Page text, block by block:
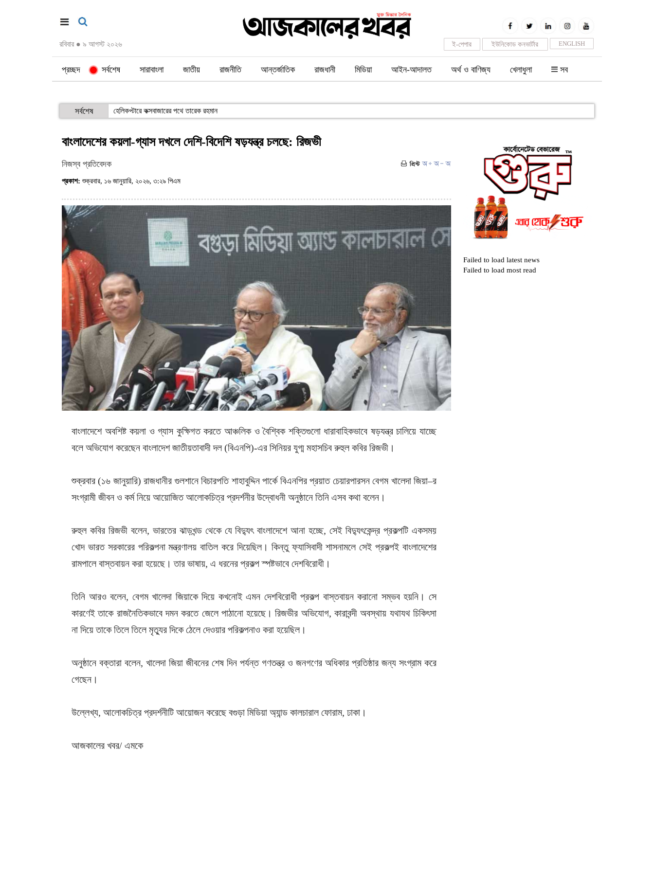
রবিবার ● ৯ আগস্ট ২০২৬ ENGLISH
ইউনিকোড কনভার্টার
ই-পেপার
প্রচ্ছদ সর্বশেষ সারাবাংলা জাতীয় রাজনীতি আন্তর্জাতিক রাজধানী মিডিয়া আইন-আদালত অর্থ ও বাণিজ্য খেলাধুলা সব
সর্বশেষ হেলিকপ্টারে কক্সবাজারের পথে তারেক রহমান
বাংলাদেশের কয়লা-গ্যাস দখলে দেশি-বিদেশি ষড়যন্ত্র চলছে: রিজভী
নিজস্ব প্রতিবেদক
প্রকাশ: শুক্রবার, ১৬ জানুয়ারি, ২০২৬, ৩:২৯ পিএম
বাংলাদেশে অবশিষ্ট কয়লা ও গ্যাস কুক্ষিগত করতে আঞ্চলিক ও বৈশ্বিক শক্তিগুলো ধারাবাহিকভাবে ষড়যন্ত্র চালিয়ে যাচ্ছে
বলে অভিযোগ করেছেন বাংলাদেশ জাতীয়তাবাদী দল (বিএনপি)-এর সিনিয়র যুগ্ম মহাসচিব রুহুল কবির রিজভী।
শুক্রবার (১৬ জানুয়ারি) রাজধানীর গুলশানে বিচারপতি শাহাবুদ্দিন পার্কে বিএনপির প্রয়াত চেয়ারপারসন বেগম খালেদা জিয়া–র
সংগ্রামী জীবন ও কর্ম নিয়ে আয়োজিত আলোকচিত্র প্রদর্শনীর উদ্বোধনী অনুষ্ঠানে তিনি এসব কথা বলেন।
রুহুল কবির রিজভী বলেন, ভারতের ঝাড়খন্ড থেকে যে বিদ্যুৎ বাংলাদেশে আনা হচ্ছে, সেই বিদ্যুৎকেন্দ্র প্রকল্পটি একসময়
খোদ ভারত সরকারের পরিকল্পনা মন্ত্রণালয় বাতিল করে দিয়েছিল। কিন্তু ফ্যাসিবাদী শাসনামলে সেই প্রকল্পই বাংলাদেশের
রামপালে বাস্তবায়ন করা হয়েছে। তার ভাষায়, এ ধরনের প্রকল্প স্পষ্টভাবে দেশবিরোধী।
তিনি আরও বলেন, বেগম খালেদা জিয়াকে দিয়ে কখনোই এমন দেশবিরোধী প্রকল্প বাস্তবায়ন করানো সম্ভব হয়নি। সে
কারণেই তাকে রাজনৈতিকভাবে দমন করতে জেলে পাঠানো হয়েছে। রিজভীর অভিযোগ, কারাবন্দী অবস্থায় যথাযথ চিকিৎসা
না দিয়ে তাকে তিলে তিলে মৃত্যুর দিকে ঠেলে দেওয়ার পরিকল্পনাও করা হয়েছিল।
অনুষ্ঠানে বক্তারা বলেন, খালেদা জিয়া জীবনের শেষ দিন পর্যন্ত গণতন্ত্র ও জনগণের অধিকার প্রতিষ্ঠার জন্য সংগ্রাম করে
গেছেন।
উল্লেখ্য, আলোকচিত্র প্রদর্শনীটি আয়োজন করেছে বগুড়া মিডিয়া অ্যান্ড কালচারাল ফোরাম, ঢাকা।
আজকালের খবর/ এমকে
Failed to load latest news
Failed to load most read